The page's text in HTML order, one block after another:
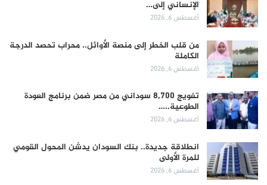
الإنساني إلى…
أغسطس 6, 2026
من قلب الخطر إلى منصة الأوائل.. محراب تحصد الدرجة
الكاملة
أغسطس 6, 2026
تفويج 8,700 سوداني من مصر ضمن برنامج العودة
الطوعية..…
أغسطس 6, 2026
انطلاقة جديدة.. بنك السودان يدشن المحول القومي
للمرة الأولى
أغسطس 6, 2026